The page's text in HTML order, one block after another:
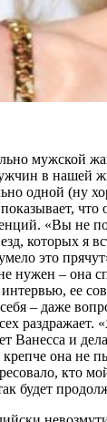
мужской
в нашей
одной (ну
что
«Вы не
которых я
это
нужен – она
ее
– даже
раздражает.
Ванесса и
она не
кто
будет